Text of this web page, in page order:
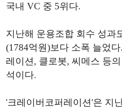
국내 VC 중 5위다.
지난해 운용조합 회수 성과
(1784억원)보다 소폭 늘었
레이션, 클로봇, 씨메스 등
석이다.
'크레이버코퍼레이션'은 지